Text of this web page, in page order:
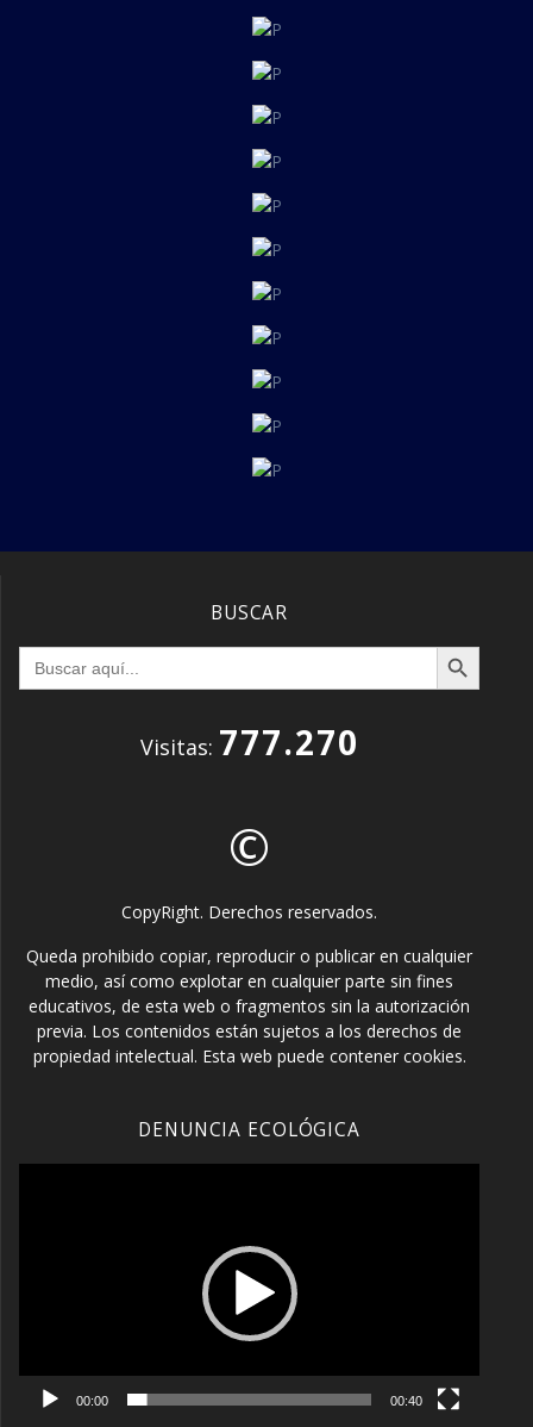
BUSCAR
Buscar: Botón de búsqueda
Visitas: 777.270
©
CopyRight. Derechos reservados.
Queda prohibido copiar, reproducir o publicar en cualquier
medio, así como explotar en cualquier parte sin fines
educativos, de esta web o fragmentos sin la autorización
previa. Los contenidos están sujetos a los derechos de
propiedad intelectual. Esta web puede contener cookies.
DENUNCIA ECOLÓGICA
00:00 00:40